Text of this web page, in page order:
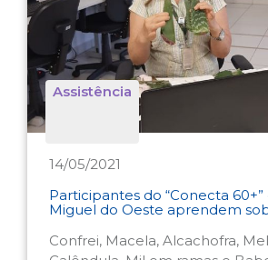
Assistência
14/05/2021
Participantes do “Conecta 60+”
Miguel do Oeste aprendem
Confrei, Macela, Alcachofra,